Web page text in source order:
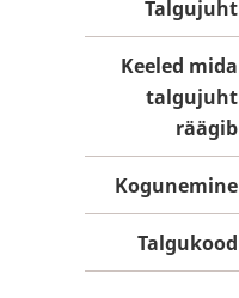
Talgujuht
Keeled mida
talgujuht
räägib
Kogunemine
Talgukood